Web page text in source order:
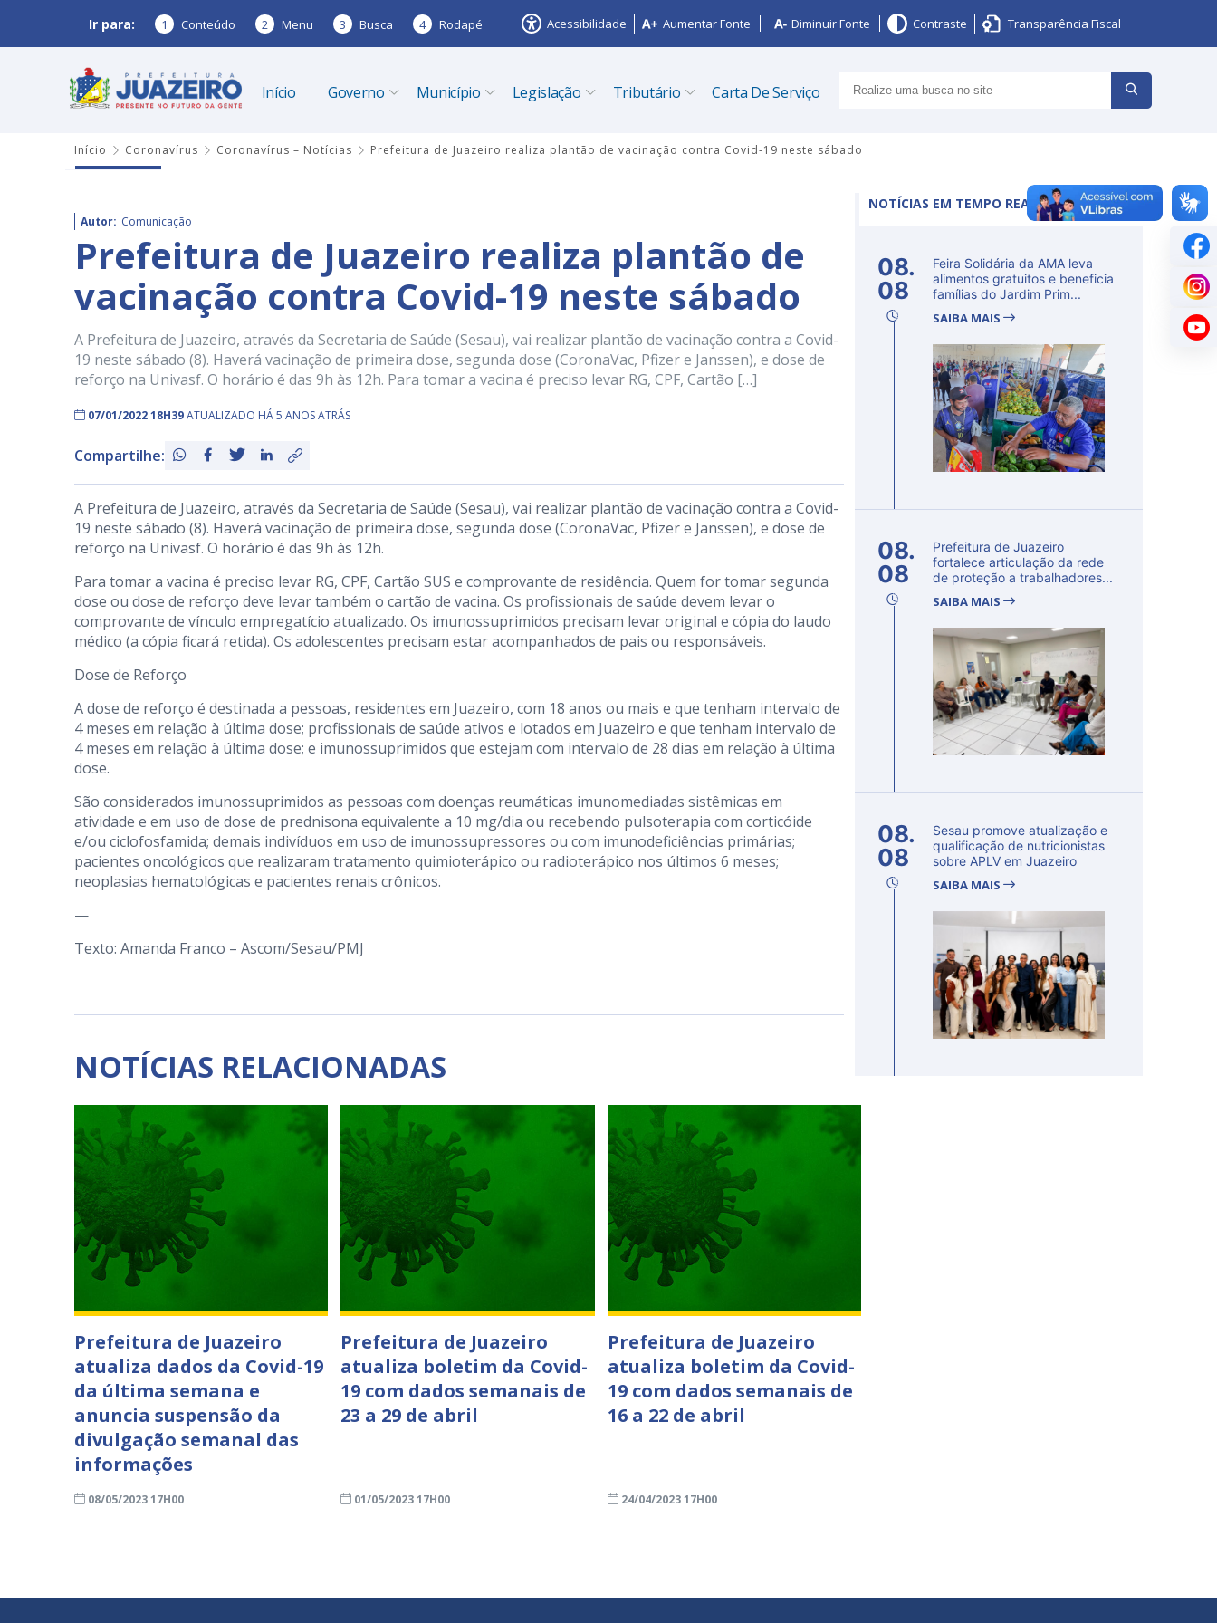
Ir para: 1 Conteúdo 2 Menu 3 Busca 4 Rodapé Acessibilidade Aumentar Fonte Diminuir Fonte Contraste Transparência Fiscal
Início Governo Município Legislação Tributário Carta De Serviço
Início Coronavírus Coronavírus – Notícias Prefeitura de Juazeiro realiza plantão de vacinação contra Covid-19 neste sábado
Autor: Comunicação
Prefeitura de Juazeiro realiza plantão de
vacinação contra Covid-19 neste sábado
A Prefeitura de Juazeiro, através da Secretaria de Saúde (Sesau), vai realizar plantão de vacinação contra a Covid-
19 neste sábado (8). Haverá vacinação de primeira dose, segunda dose (CoronaVac, Pfizer e Janssen), e dose de
reforço na Univasf. O horário é das 9h às 12h. Para tomar a vacina é preciso levar RG, CPF, Cartão […]
07/01/2022 18H39ATUALIZADO HÁ 5 ANOS ATRÁS
Compartilhe:
A Prefeitura de Juazeiro, através da Secretaria de Saúde (Sesau), vai realizar plantão de vacinação contra a Covid-
19 neste sábado (8). Haverá vacinação de primeira dose, segunda dose (CoronaVac, Pfizer e Janssen), e dose de
reforço na Univasf. O horário é das 9h às 12h.
Para tomar a vacina é preciso levar RG, CPF, Cartão SUS e comprovante de residência. Quem for tomar segunda
dose ou dose de reforço deve levar também o cartão de vacina. Os profissionais de saúde devem levar o
comprovante de vínculo empregatício atualizado. Os imunossuprimidos precisam levar original e cópia do laudo
médico (a cópia ficará retida). Os adolescentes precisam estar acompanhados de pais ou responsáveis.
Dose de Reforço
A dose de reforço é destinada a pessoas, residentes em Juazeiro, com 18 anos ou mais e que tenham intervalo de
4 meses em relação à última dose; profissionais de saúde ativos e lotados em Juazeiro e que tenham intervalo de
4 meses em relação à última dose; e imunossuprimidos que estejam com intervalo de 28 dias em relação à última
dose.
São considerados imunossuprimidos as pessoas com doenças reumáticas imunomediadas sistêmicas em
atividade e em uso de dose de prednisona equivalente a 10 mg/dia ou recebendo pulsoterapia com corticóide
e/ou ciclofosfamida; demais indivíduos em uso de imunossupressores ou com imunodeficiências primárias;
pacientes oncológicos que realizaram tratamento quimioterápico ou radioterápico nos últimos 6 meses;
neoplasias hematológicas e pacientes renais crônicos.
—
Texto: Amanda Franco – Ascom/Sesau/PMJ
NOTÍCIAS RELACIONADAS
Prefeitura de Juazeiro
atualiza dados da Covid-19
da última semana e
anuncia suspensão da
divulgação semanal das
informações
08/05/2023 17H00
Prefeitura de Juazeiro
atualiza boletim da Covid-
19 com dados semanais de
23 a 29 de abril
01/05/2023 17H00
Prefeitura de Juazeiro
atualiza boletim da Covid-
19 com dados semanais de
16 a 22 de abril
24/04/2023 17H00
NOTÍCIAS EM TEMPO REAL
08.
08
Feira Solidária da AMA leva
alimentos gratuitos e beneficia
famílias do Jardim Prim...
SAIBA MAIS
08.
08
Prefeitura de Juazeiro
fortalece articulação da rede
de proteção a trabalhadores...
SAIBA MAIS
08.
08
Sesau promove atualização e
qualificação de nutricionistas
sobre APLV em Juazeiro
SAIBA MAIS